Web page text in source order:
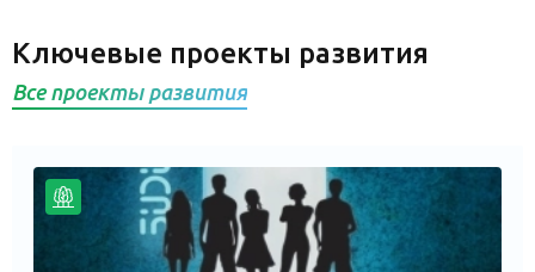
Ключевые проекты развития
Все проекты развития